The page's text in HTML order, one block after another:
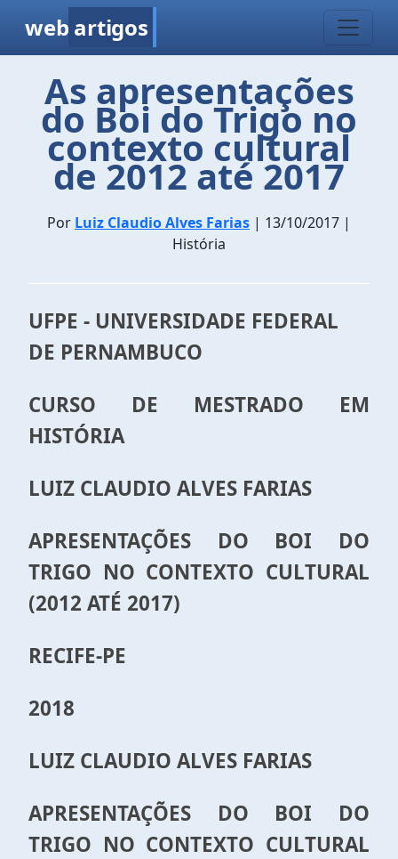
web artigos
As apresentações
do Boi do Trigo no
contexto cultural
de 2012 até 2017
Por Luiz Claudio Alves Farias | 13/10/2017 |
História
UFPE - UNIVERSIDADE FEDERAL
DE PERNAMBUCO
CURSO DE MESTRADO EM
HISTÓRIA
LUIZ CLAUDIO ALVES FARIAS
APRESENTAÇÕES DO BOI DO
TRIGO NO CONTEXTO CULTURAL
(2012 ATÉ 2017)
RECIFE-PE
2018
LUIZ CLAUDIO ALVES FARIAS
APRESENTAÇÕES DO BOI DO
TRIGO NO CONTEXTO CULTURAL